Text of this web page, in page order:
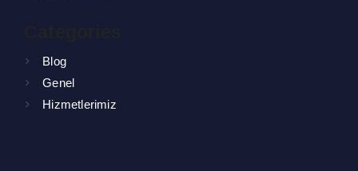
Blog
Genel
Hizmetlerimiz